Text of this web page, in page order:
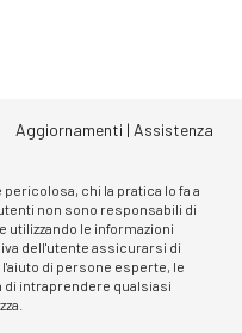
Aggiornamenti | Assistenza
chi la pratica lo fa a
non sono responsabili di
utilizzando le informazioni
dell'utente assicurarsi di
di persone esperte, le
di intraprendere qualsiasi